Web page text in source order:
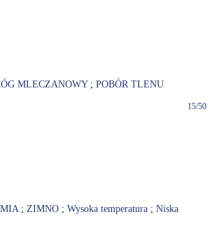
MLECZANOWY; POBÓR TLENU
15/50
; ZIMNO ; Wysoka temperatura ; Niska